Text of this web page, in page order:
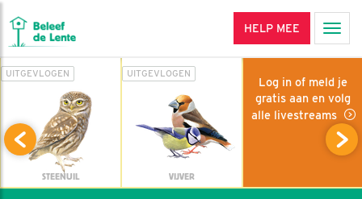
HELP MEE
UITGEVLOGEN
STEENUIL
UITGEVLOGEN
VIJVER
Log in of meld je
gratis aan en volg
alle livestreams